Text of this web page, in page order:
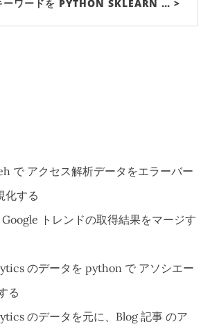
ーワードを PYTHON SKLEARN … >
で アクセス解析データをエラーバー
化する
トレンドの取得結果をマージす
のデータを python で アソシエー
る
のデータを元に、Blog 記事 のア